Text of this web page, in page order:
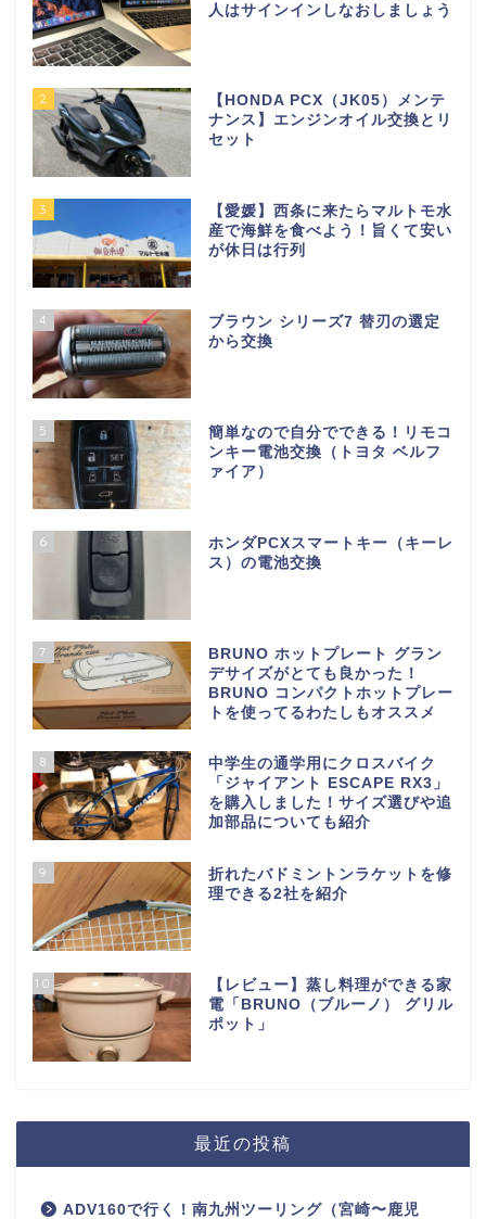
人はサインインしなおしましょう
2
【HONDA PCX（JK05）メンテ
ナンス】エンジンオイル交換とリ
セット
3
【愛媛】西条に来たらマルトモ水
産で海鮮を食べよう！旨くて安い
が休日は行列
4
ブラウン シリーズ7 替刃の選定
から交換
5
簡単なので自分でできる！リモコ
ンキー電池交換（トヨタ ベルフ
ァイア）
6
ホンダPCXスマートキー（キーレ
ス）の電池交換
7
BRUNO ホットプレート グラン
デサイズがとても良かった！
BRUNO コンパクトホットプレー
トを使ってるわたしもオススメ
8
中学生の通学用にクロスバイク
「ジャイアント ESCAPE RX3」
を購入しました！サイズ選びや追
加部品についても紹介
9
折れたバドミントンラケットを修
理できる2社を紹介
10
【レビュー】蒸し料理ができる家
電「BRUNO（ブルーノ） グリル
ポット」
最近の投稿
ADV160で行く！南九州ツーリング（宮崎〜鹿児